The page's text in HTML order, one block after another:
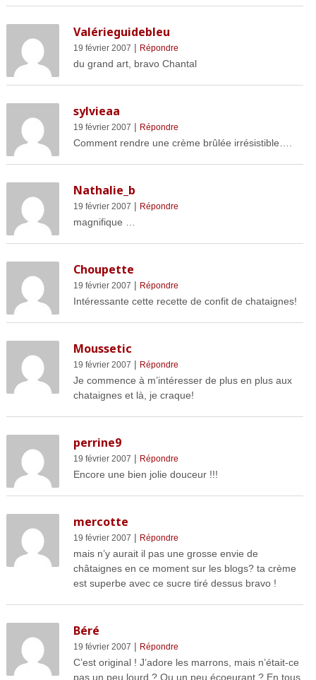
Valérieguidebleu
19 février 2007 | Répondre
du grand art, bravo Chantal
sylvieaa
19 février 2007 | Répondre
Comment rendre une crème brûlée irrésistible….
Nathalie_b
19 février 2007 | Répondre
magnifique …
Choupette
19 février 2007 | Répondre
Intéressante cette recette de confit de chataignes!
Moussetic
19 février 2007 | Répondre
Je commence à m’intéresser de plus en plus aux
chataignes et là, je craque!
perrine9
19 février 2007 | Répondre
Encore une bien jolie douceur !!!
mercotte
19 février 2007 | Répondre
mais n’y aurait il pas une grosse envie de
châtaignes en ce moment sur les blogs? ta crème
est superbe avec ce sucre tiré dessus bravo !
Béré
19 février 2007 | Répondre
C’est original ! J’adore les marrons, mais n’était-ce
pas un peu lourd ? Ou un peu écoeurant ? En tous